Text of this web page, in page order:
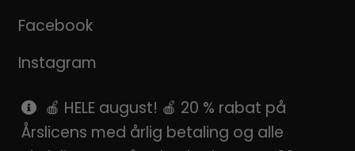
Facebook
Instagram
Pinterest
SnapChat
🍎 HELE august! 🍎 20 % rabat på
Årslicens med årlig betaling og alle